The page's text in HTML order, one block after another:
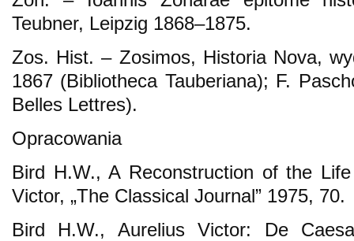
Teubner, Leipzig 1868–1875.
Zos. Hist. – Zosimos, Historia Nova,
1867 (Bibliotheca Tauberiana); F.
Belles Lettres).
Opracowania
Bird H.W., A Reconstruction of the
Victor, „The Classical Journal” 1975, 70.
Bird H.W., Aurelius Victor: De